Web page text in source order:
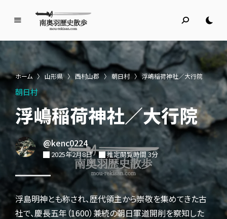
奥
羽
歴
史
散
歩
名所旧跡と館めぐり
ホーム 〉 山形県 〉 西村山郡 〉 朝日村 〉 浮嶋稲荷神社／大行院
朝日村
浮嶋稲荷神社／大行院
@kenc0224
2025年2月8日 推定閲覧時間 3分
浮島明神とも称され、歴代領主から崇敬を集めてきた古
社で、慶長五年（1600）兼続の朝日軍道開削を察知した